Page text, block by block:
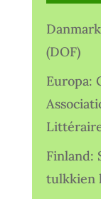
(DOF)
Europa:
Finland:
tulkkien